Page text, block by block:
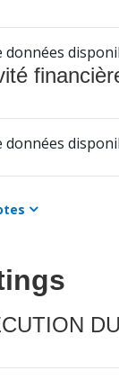
données
données